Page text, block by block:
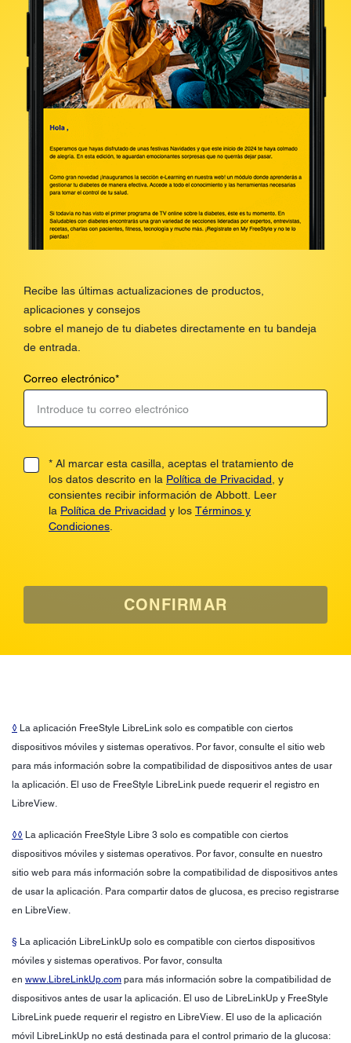
Recibe las últimas actualizaciones de productos,
aplicaciones y consejos
sobre el manejo de tu diabetes directamente en tu bandeja
de entrada.
Correo electrónico*
* Al marcar esta casilla, aceptas el tratamiento de
los datos descrito en la Política de Privacidad , y
consientes recibir información de Abbott. Leer
la Política de Privacidad y los Términos y
Condiciones
CONFIRMAR
◊ La aplicación FreeStyle LibreLink solo es compatible con ciertos
dispositivos móviles y sistemas operativos. Por favor, consulte el sitio web
para más información sobre la compatibilidad de dispositivos antes de usar
la aplicación. El uso de FreeStyle LibreLink puede requerir el registro en
LibreView.
◊◊ La aplicación FreeStyle Libre 3 solo es compatible con ciertos
dispositivos móviles y sistemas operativos. Por favor, consulte en nuestro
sitio web para más información sobre la compatibilidad de dispositivos antes
de usar la aplicación. Para compartir datos de glucosa, es preciso registrarse
en LibreView.
§ La aplicación LibreLinkUp solo es compatible con ciertos dispositivos
móviles y sistemas operativos. Por favor, consulta
en www.LibreLinkUp.com para más información sobre la compatibilidad de
dispositivos antes de usar la aplicación. El uso de LibreLinkUp y FreeStyle
LibreLink puede requerir el registro en LibreView. El uso de la aplicación
móvil LibreLinkUp no está destinada para el control primario de la glucosa: